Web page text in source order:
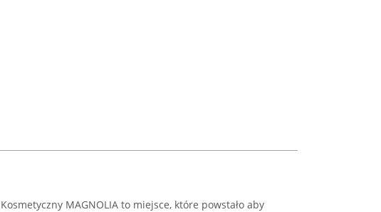
MAGNOLIA to miejsce, które powstało aby